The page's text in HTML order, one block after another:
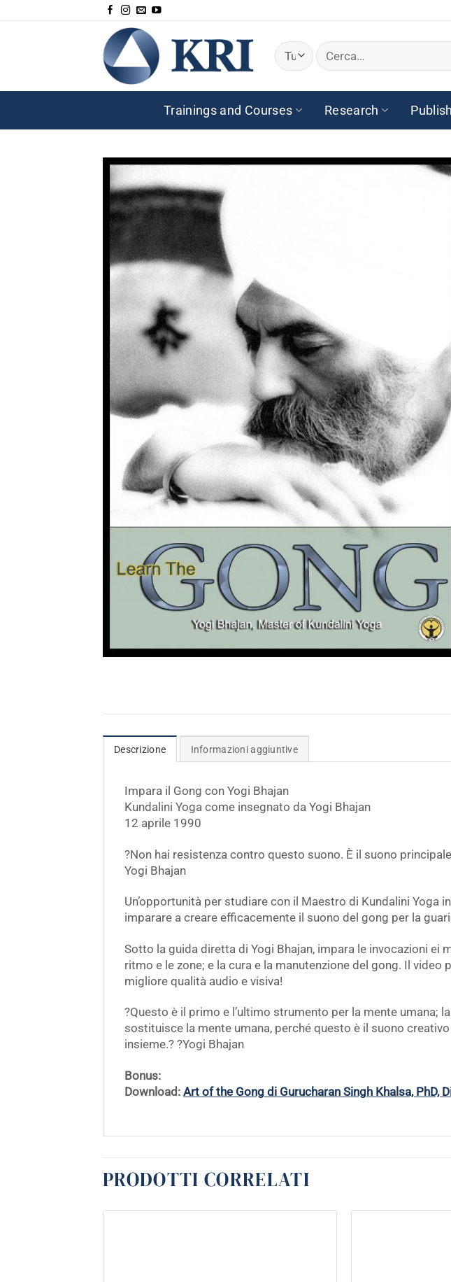
Cerca:
Trainings and Courses Research
Descrizione Informazioni aggiuntive
Impara il Gong con Yogi Bhajan
Kundalini Yoga come insegnato da Yogi Bhajan
12 aprile 1990
?Non hai resistenza contro questo suono. È il suono
Yogi Bhajan
Un’opportunità per studiare con il Maestro di Kundalini
imparare a creare efficacemente il suono del gong per la
Sotto la guida diretta di Yogi Bhajan, impara le invocazioni ei
ritmo e le zone; e la cura e la manutenzione del gong. Il
migliore qualità audio e visiva!
?Questo è il primo e l’ultimo strumento per la mente umana;
sostituisce la mente umana, perché questo è il suono
insieme.? ?Yogi Bhajan
Bonus:
Download: Art of the Gong di Gurucharan Singh Khalsa, PhD,
PRODOTTI CORRELATI